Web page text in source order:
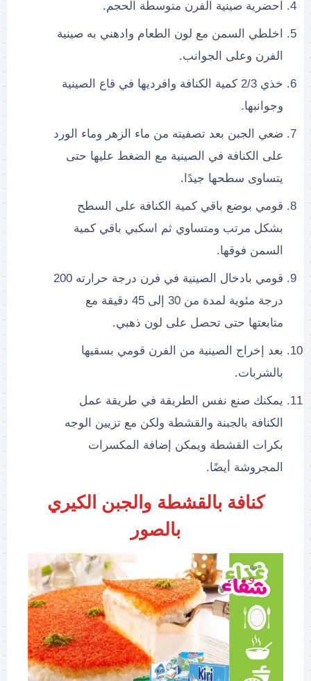
احضرية صينية الفرن متوسطة الحجم.
اخلطي السمن مع لون الطعام وادهني به صينية
الفرن وعلى الجوانب.
خذي 2/3 كمية الكنافة وافرديها في قاع الصينية
وجوانبها.
ضعي الجبن بعد تصفيته من ماء الزهر وماء الورد
على الكنافة في الصينية مع الضغط عليها حتى
يتساوى سطحها جيدًا.
قومي بوضع باقي كمية الكنافة على السطح
بشكل مرتب ومتساوي ثم اسكبي باقي كمية
السمن فوقها.
قومي بادخال الصينية في فرن درجة حرارته 200
درجة مئوية لمدة من 30 إلى 45 دقيقة مع
متابعتها حتى تحصل على لون ذهبي.
بعد إخراج الصينية من الفرن قومي بسقيها
بالشربات.
يمكنك صنع نفس الطريقة في طريقة عمل
الكنافة بالجبنة والقشطة ولكن مع تزيين الوجه
بكرات القشطة ويمكن إضافة المكسرات
المجروشة أيضًا.
كنافة بالقشطة والجبن الكيري
بالصور